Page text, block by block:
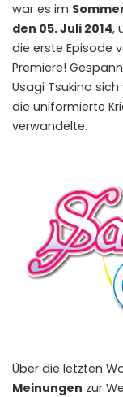
war es im
den 05. Juli 2014,
die erste Episode
Premiere!
Usagi Tsukino
die uniformierte
verwandelte.
Über die letzten
Meinungen zur